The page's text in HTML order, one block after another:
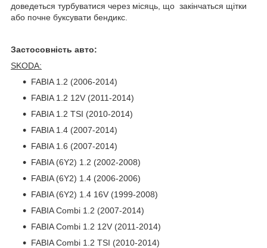
доведеться турбуватися через місяць, що закінчаться щітки
або почне буксувати бендикс.
Застосовність авто:
SKODA:
FABIA 1.2 (2006-2014)
FABIA 1.2 12V (2011-2014)
FABIA 1.2 TSI (2010-2014)
FABIA 1.4 (2007-2014)
FABIA 1.6 (2007-2014)
FABIA (6Y2) 1.2 (2002-2008)
FABIA (6Y2) 1.4 (2006-2006)
FABIA (6Y2) 1.4 16V (1999-2008)
FABIA Combi 1.2 (2007-2014)
FABIA Combi 1.2 12V (2011-2014)
FABIA Combi 1.2 TSI (2010-2014)